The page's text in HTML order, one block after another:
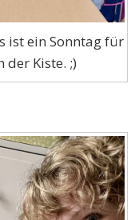
ist ein Sonntag für
der Kiste. ;)